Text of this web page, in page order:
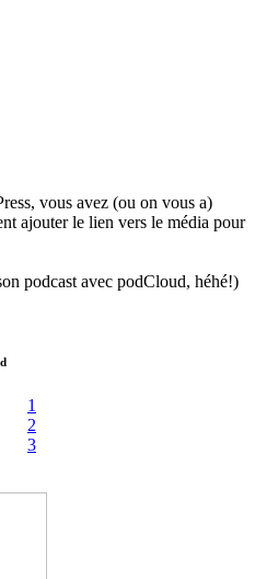
vous avez (ou on vous a)
ajouter le lien vers le média pour
podcast avec podCloud, héhé!)
1
2
3